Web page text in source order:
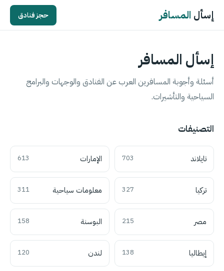
إسأل المسافر حجز فنادق
إسأل المسافر
أسئلة وأجوبة المسافرين العرب عن الفنادق والوجهات والبرامج
السياحية والتأشيرات.
التصنيفات
تايلاند 703 الإمارات 613
تركيا 327 معلومات سياحية 311
مصر 215 البوسنة 158
إيطاليا 138 لندن 120